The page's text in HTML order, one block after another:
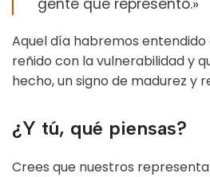
gente que represento.»
Aquel día habremos
reñido con la vulnerabilidad y
hecho, un signo de madurez y
¿Y tú, qué piensas?
Crees que nuestros